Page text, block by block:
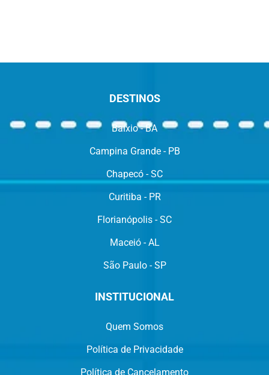
DESTINOS
Baixio - BA
Campina Grande - PB
Chapecó - SC
Curitiba - PR
Florianópolis - SC
Maceió - AL
São Paulo - SP
INSTITUCIONAL
Quem Somos
Política de Privacidade
Política de Cancelamento